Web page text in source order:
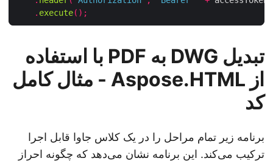
.execute ();
تبدیل DWG به PDF با استفاده
از Aspose.HTML - مثال کامل
کد
برنامه زیر تمام مراحل را در یک کلاس جاوا قابل اجرا
ترکیب می‌کند. این برنامه نشان می‌دهد که چگونه احراز